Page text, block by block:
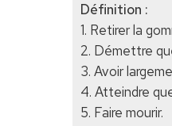
Définition :
1. Retirer la
2. Démettre
3. Avoir
4. Atteindre
5. Faire mourir.